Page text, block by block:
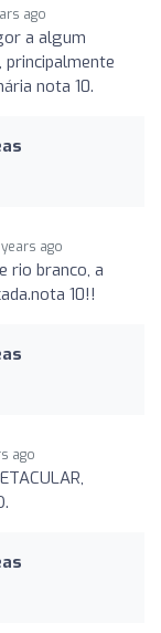
ago
a algum
nota 10.
ago
rio branco, a
10!!
ago